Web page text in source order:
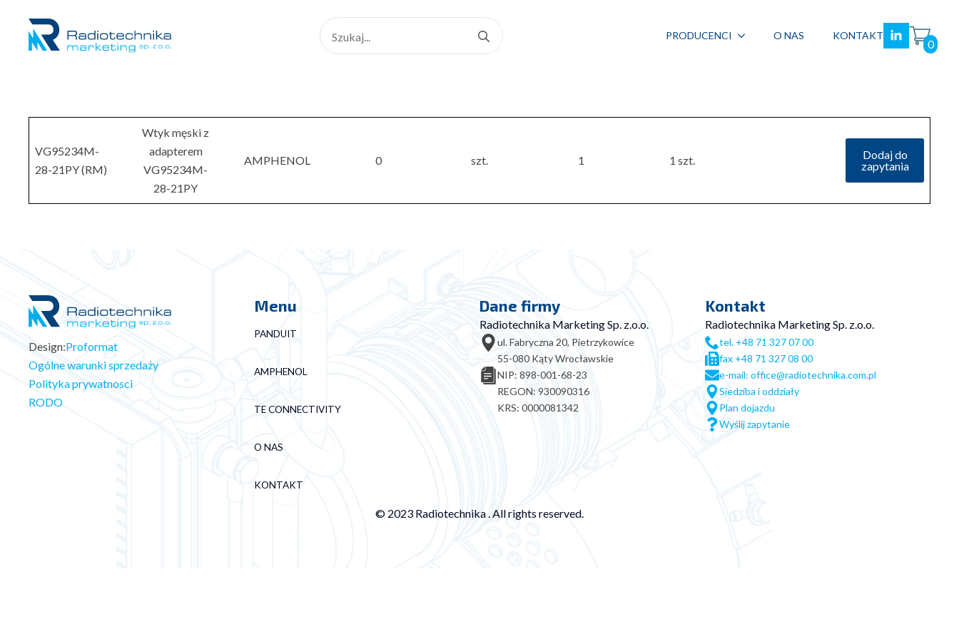
for:
PRODUCENCI O NAS KONTAKT
0
VG95234M-
28-21PY (RM)
Wtyk męski z
adapterem
VG95234M-
28-21PY
AMPHENOL 0 szt. 1 1 szt.
Dodaj do
zapytania
Design:Proformat
Ogólne warunki sprzedaży
Polityka prywatnosci
RODO
Menu
PANDUIT
AMPHENOL
TE CONNECTIVITY
O NAS
KONTAKT
Dane firmy
Radiotechnika Marketing Sp. z.o.o.
ul. Fabryczna 20, Pietrzykowice
55-080 Kąty Wrocławskie
NIP: 898-001-68-23
REGON: 930090316
KRS: 0000081342
Kontakt
Radiotechnika Marketing Sp. z.o.o.
tel. +48 71 327 07 00
fax +48 71 327 08 00
e-mail: office@radiotechnika.com.pl
Siedziba i oddziały
Plan dojazdu
Wyślij zapytanie
© 2023 Radiotechnika . All rights reserved.